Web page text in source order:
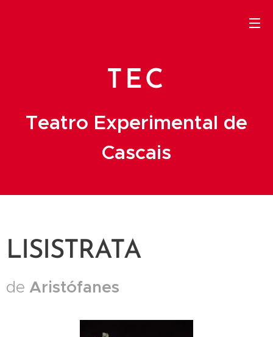
TEC
Teatro Experimental de
Cascais
LISISTRATA
de Aristófanes